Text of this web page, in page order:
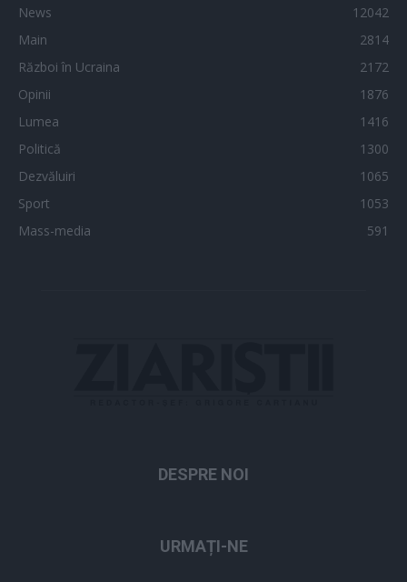
News
12042
Main
2814
Război în Ucraina
2172
Opinii
1876
Lumea
1416
Politică
1300
Dezvăluiri
1065
Sport
1053
Mass-media
591
DESPRE NOI
URMAȚI-NE